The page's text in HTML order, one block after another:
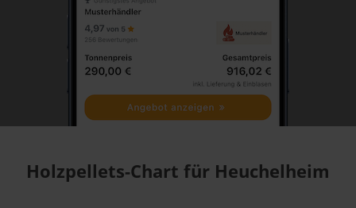
Holzpellets-Chart für Heuchelheim